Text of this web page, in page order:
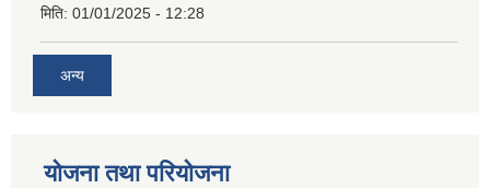
मिति: 01/01/2025 - 12:28
अन्य
योजना तथा परियोजना